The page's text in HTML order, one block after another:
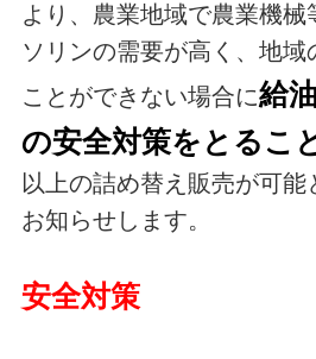
より、農業地域で農業機
ソリンの需要が高く、地域
ことができない場合に給
の安全対策をとるこ
以上の詰め替え販売が可
お知らせします。
安全対策